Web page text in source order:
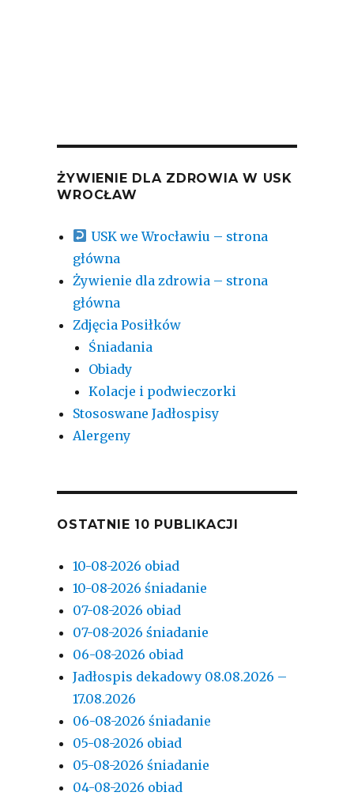
ŻYWIENIE DLA ZDROWIA W USK
WROCŁAW
USK we Wrocławiu – strona
główna
Żywienie dla zdrowia – strona
główna
Zdjęcia Posiłków
Śniadania
Obiady
Kolacje i podwieczorki
Stososwane Jadłospisy
Alergeny
OSTATNIE 10 PUBLIKACJI
10-08-2026 obiad
10-08-2026 śniadanie
07-08-2026 obiad
07-08-2026 śniadanie
06-08-2026 obiad
Jadłospis dekadowy 08.08.2026 –
17.08.2026
06-08-2026 śniadanie
05-08-2026 obiad
05-08-2026 śniadanie
04-08-2026 obiad